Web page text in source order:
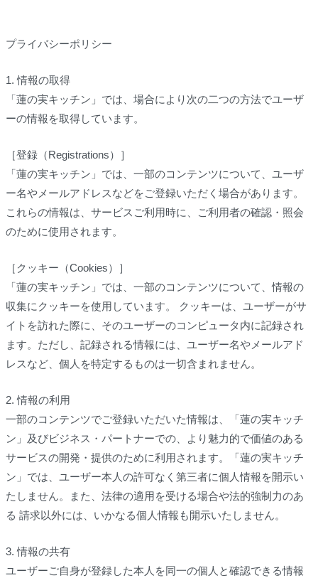
プライバシーポリシー
1. 情報の取得
「蓮の実キッチン」では、場合により次の二つの方法でユーザ
ーの情報を取得しています。
［登録（Registrations）］
「蓮の実キッチン」では、一部のコンテンツについて、ユーザ
ー名やメールアドレスなどをご登録いただく場合があります。
これらの情報は、サービスご利用時に、ご利用者の確認・照会
のために使用されます。
［クッキー（Cookies）］
「蓮の実キッチン」では、一部のコンテンツについて、情報の
収集にクッキーを使用しています。 クッキーは、ユーザーがサ
イトを訪れた際に、そのユーザーのコンピュータ内に記録され
ます。ただし、記録される情報には、ユーザー名やメールアド
レスなど、個人を特定するものは一切含まれません。
2. 情報の利用
一部のコンテンツでご登録いただいた情報は、「蓮の実キッチ
ン」及びビジネス・パートナーでの、より魅力的で価値のある
サービスの開発・提供のために利用されます。「蓮の実キッチ
ン」では、ユーザー本人の許可なく第三者に個人情報を開示い
たしません。また、法律の適用を受ける場合や法的強制力のあ
る 請求以外には、いかなる個人情報も開示いたしません。
3. 情報の共有
ユーザーご自身が登録した本人を同一の個人と確認できる情報